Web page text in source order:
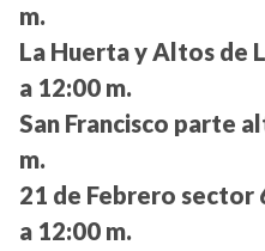
m.
La Huerta y Altos de
a 12:00 m.
San Francisco parte
m.
21 de Febrero sector
a 12:00 m.